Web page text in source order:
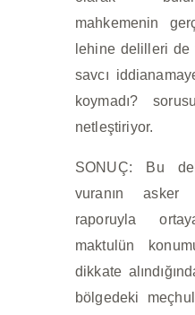
mahkemenin
lehine delilleri de
savcı
koymadı?
netleştiriyor.
SONUÇ: Bu
vuranın asker
raporuyla
maktulün
dikkate
bölgedeki